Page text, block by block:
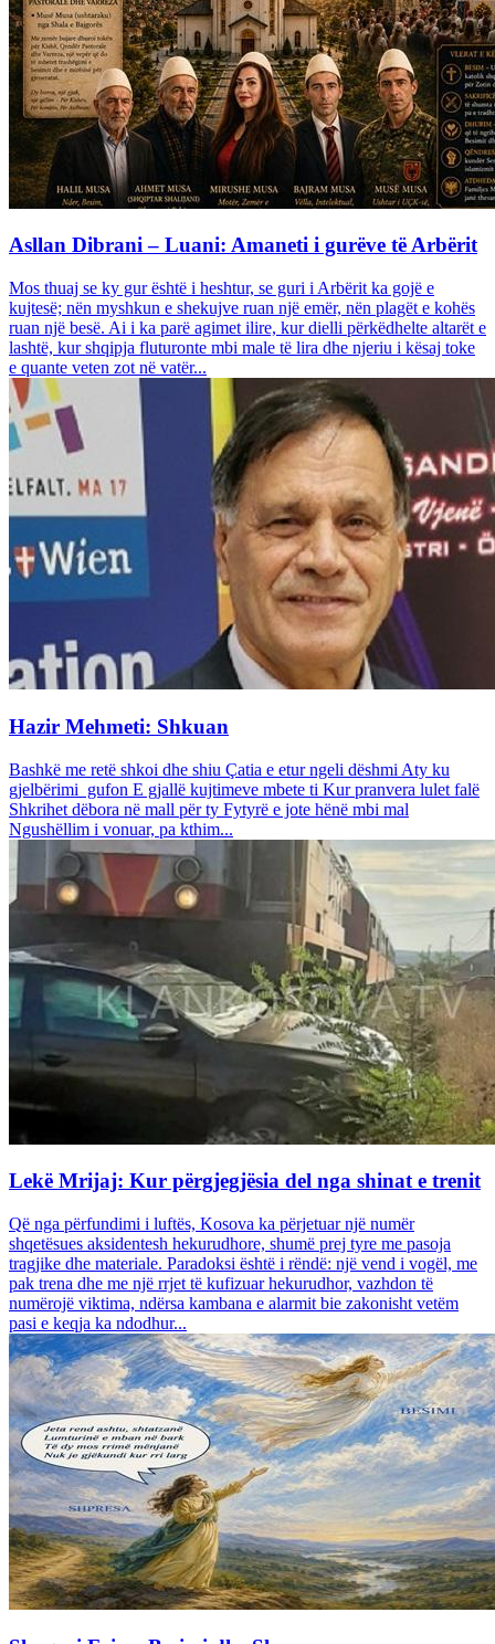
Asllan Dibrani – Luani: Amaneti i gurëve të Arbërit
Mos thuaj se ky gur është i heshtur, se guri i Arbërit ka gojë e
kujtesë; nën myshkun e shekujve ruan një emër, nën plagët e kohës
ruan një besë. Ai i ka parë agimet ilire, kur dielli përkëdhelte altarët e
lashtë, kur shqipja fluturonte mbi male të lira dhe njeriu i kësaj toke
e quante veten zot në vatër...
Hazir Mehmeti: Shkuan
Bashkë me retë shkoi dhe shiu Çatia e etur ngeli dëshmi Aty ku
gjelbërimi gufon E gjallë kujtimeve mbete ti Kur pranvera lulet falë
Shkrihet dëbora në mall për ty Fytyrë e jote hënë mbi mal
Ngushëllim i vonuar, pa kthim...
Lekë Mrijaj: Kur përgjegjësia del nga shinat e trenit
Që nga përfundimi i luftës, Kosova ka përjetuar një numër
shqetësues aksidentesh hekurudhore, shumë prej tyre me pasoja
tragjike dhe materiale. Paradoksi është i rëndë: një vend i vogël, me
pak trena dhe me një rrjet të kufizuar hekurudhor, vazhdon të
numërojë viktima, ndërsa kambana e alarmit bie zakonisht vetëm
pasi e keqja ka ndodhur...